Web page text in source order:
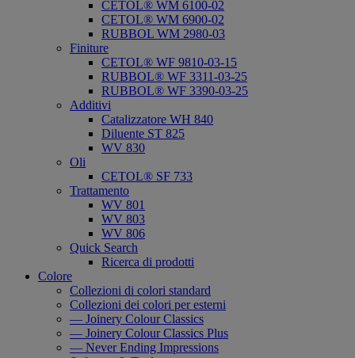
CETOL® WM 6100-02
CETOL® WM 6900-02
RUBBOL WM 2980-03
Finiture
CETOL® WF 9810-03-15
RUBBOL® WF 3311-03-25
RUBBOL® WF 3390-03-25
Additivi
Catalizzatore WH 840
Diluente ST 825
WV 830
Oli
CETOL® SF 733
Trattamento
WV 801
WV 803
WV 806
Quick Search
Ricerca di prodotti
Colore
Collezioni di colori standard
Collezioni dei colori per esterni
— Joinery Colour Classics
— Joinery Colour Classics Plus
— Never Ending Impressions